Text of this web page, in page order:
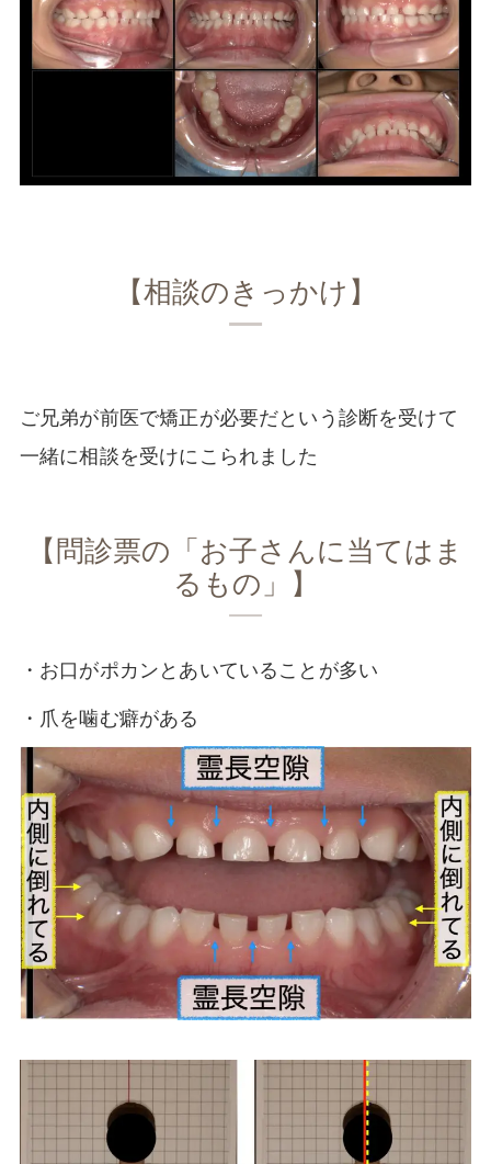
【相談のきっかけ】
ご兄弟が前医で矯正が必要だという診断を受けて
一緒に相談を受けにこられました
【問診票の「お子さんに当てはま
るもの」】
・お口がポカンとあいていることが多い
・爪を噛む癖がある